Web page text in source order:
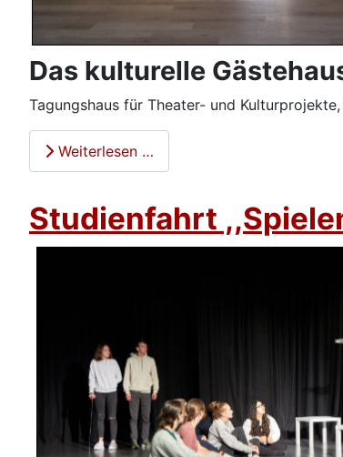
Das kulturelle
Tagungshaus für Theater- und
Weiterlesen …
Studienfahrt